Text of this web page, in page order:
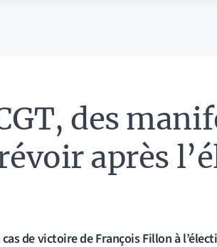
des
après
cas de victoire de François Fillon à